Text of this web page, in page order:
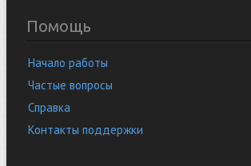
Помощь
Начало работы
Частые вопросы
Справка
Контакты поддержки